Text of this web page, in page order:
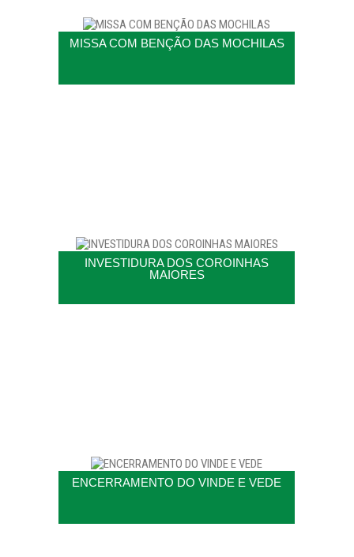
MISSA COM BENÇÃO DAS MOCHILAS
INVESTIDURA DOS COROINHAS
MAIORES
ENCERRAMENTO DO VINDE E VEDE